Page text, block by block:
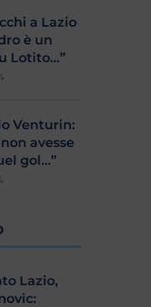
a Lazio
è un
Lotito…”
Venturin:
avesse
gol…”
Lazio,